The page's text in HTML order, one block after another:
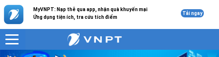
MyVNPT: Nạp thẻ qua app, nhận quà khuyến mại
Ứng dụng tiện ích, tra cứu tích điểm
Tải ngay
VNPT
Giải pháp công nghệ thông tin
Phần mềm Giấy khám sức khỏe điện tử (VNPT Ehc)